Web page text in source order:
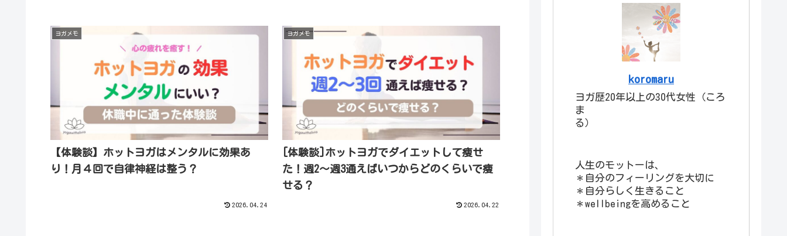
ヨガメモ
【体験談】ホットヨガはメンタルに効果あ
り！月４回で自律神経は整う？
2026.04.24
ヨガメモ
[体験談]ホットヨガでダイエットして痩せ
た！週2～週3通えばいつからどのくらいで痩
せる？
2026.04.22
koromaru
ヨガ歴20年以上の30代女性（ころ
ま
る）
人生のモットーは、
＊自分のフィーリングを大切に
＊自分らしく生きること
＊wellbeingを高めること